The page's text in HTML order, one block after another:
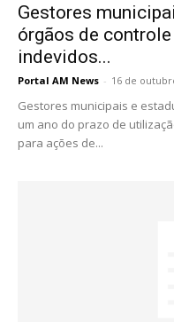
Gestores
órgãos de
indevidos...
Portal AM News - 16 de
Gestores municipais e
um ano do prazo de
para ações de...